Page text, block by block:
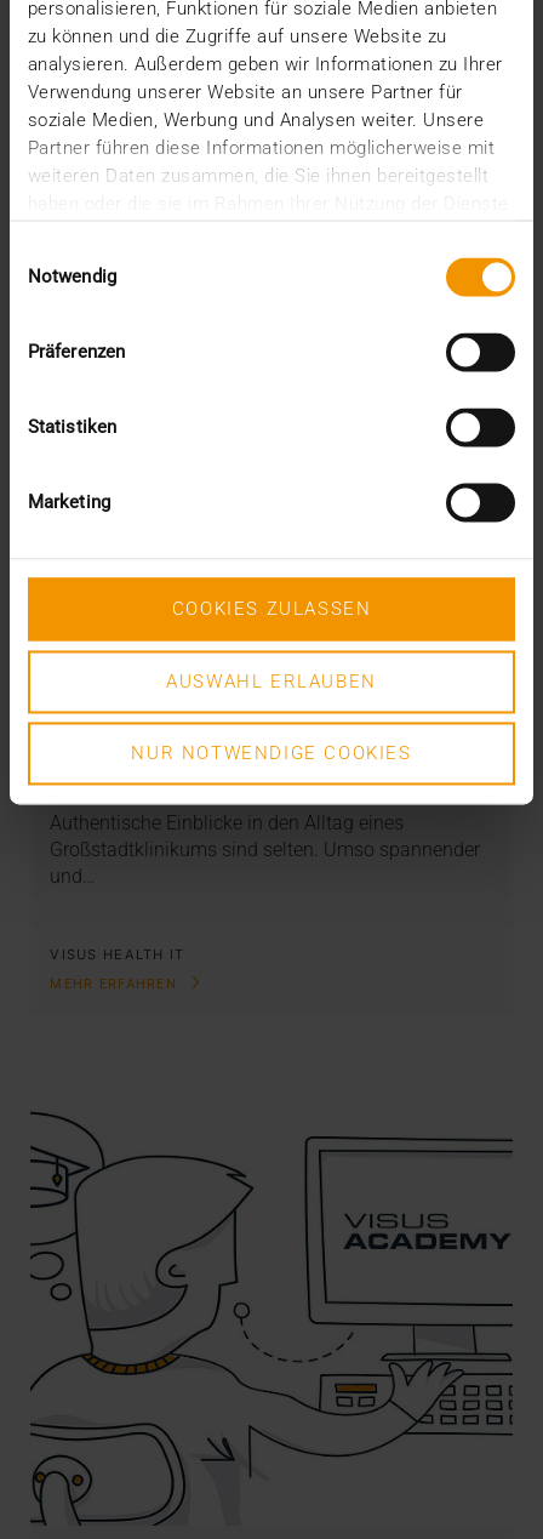
personalisieren, Funktionen für soziale Medien anbieten
zu können und die Zugriffe auf unsere Website zu
analysieren. Außerdem geben wir Informationen zu Ihrer
Verwendung unserer Website an unsere Partner für
soziale Medien, Werbung und Analysen weiter. Unsere
Partner führen diese Informationen möglicherweise mit
weiteren Daten zusammen, die Sie ihnen bereitgestellt
Notwendig
Präferenzen
Statistiken
Marketing
COOKIES ZULASSEN
AUSWAHL ERLAUBEN
NUR NOTWENDIGE COOKIES
VISUS HEALTH IT
MEHR ERFAHREN
Helden in Serie: Das Diakonie-Klinikum
Stuttgart und JiveX
10.12.2021
Authentische Einblicke in den Alltag eines
Großstadtklinikums sind selten. Umso spannender
und…
VISUS HEALTH IT
MEHR ERFAHREN